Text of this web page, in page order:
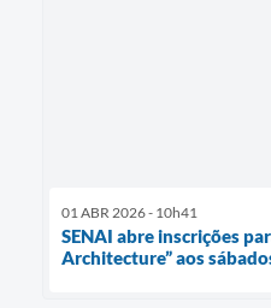
01 ABR 2026 - 10h41
SENAI abre inscrições
Architecture” aos